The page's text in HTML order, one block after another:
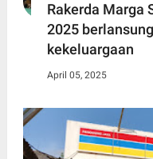
Rakerda Marga
2025
kekeluargaan
April 05, 2025